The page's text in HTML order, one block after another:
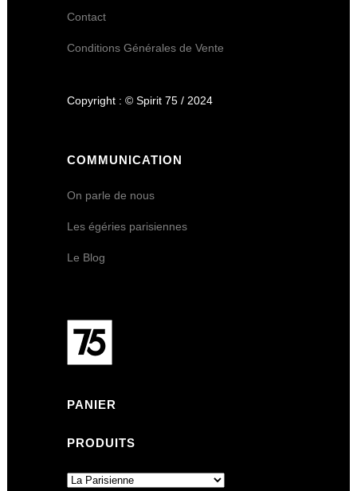
Contact
Conditions Générales de Vente
Copyright : © Spirit 75 / 2024
COMMUNICATION
On parle de nous
Les égéries parisiennes
Le Blog
PANIER
PRODUITS